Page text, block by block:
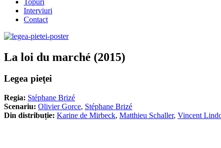
Interviuri
Contact
La loi du marché (2015)
Legea pieţei
Regia: Stéphane Brizé
Scenariu: Olivier Gorce, Stéphane Brizé
Din distribuție: Karine de Mirbeck, Matthieu Schaller, Vincent